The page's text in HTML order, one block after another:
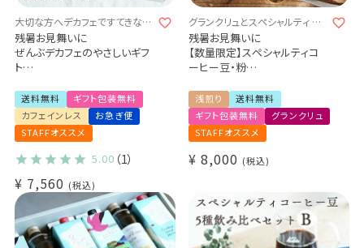
大切な方へデカフェですてきな贈
り物を
残暑お見舞いに
ぜんぶデカフェのやさしいギフ
ト
デカフェドリップコーヒー3種
20杯
デカフェセイロンティー 1袋
有機グリーンルイボスティー1
袋
デカフェアイスコーヒー1本
(dl)
送料無料
ギフト包装無料
カフェインレス
お急ぎ便
STAFFオススメ
5.00 （1）
¥ 7,560 税込
グランクリュとスペシャルティ ～
至福の飲み比べ ～
残暑お見舞いに
【数量限定】スペシャルティコ
ーヒー豆・粉
2種400g飲み比べギフトセット
メキシコ ウエウエテパン農園
（浅煎り）200g
エチオピア シダモ ベンサ アル
ベゴナ CWS（浅煎り）200g
浅煎り
送料無料
ギフト包装無料
グランクリュ
STAFFオススメ
¥ 8,000 税込